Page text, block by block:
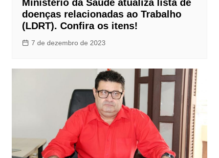
Ministério da Saúde atualiza lista de
doenças relacionadas ao Trabalho
(LDRT). Confira os itens!
7 de dezembro de 2023